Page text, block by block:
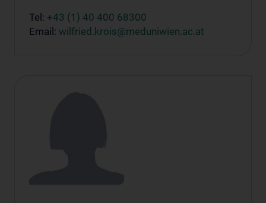
Tel: +43 (1) 40 400 68300
Email: wilfried.krois@meduniwien.ac.at